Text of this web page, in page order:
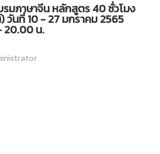
รมภาษาจีน หลักสูตร 40 ชั่วโมง
วันที่ 10 - 27 มกราคม 2565
20.00 น.